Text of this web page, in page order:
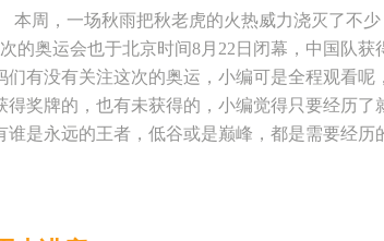
路、35路、6路 公交站名：黄雁村 预约电话：
先电话预约哟！！！ 想了解更多关于安心妈妈
周，一场秋雨把秋老虎的火热威力浇灭了不少
的奥运会也于北京时间8月22日闭幕，中国队获
们有没有关注这次的奥运，小编可是全程观看呢
得奖牌的，也有未获得的，小编觉得只要经
谁是永远的王者，低谷或是巅峰，都是需要经历